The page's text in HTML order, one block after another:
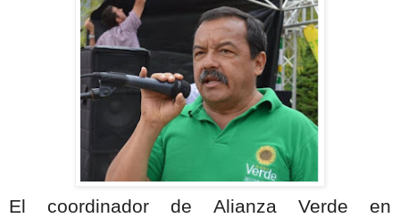
El coordinador de Alianza Verde en